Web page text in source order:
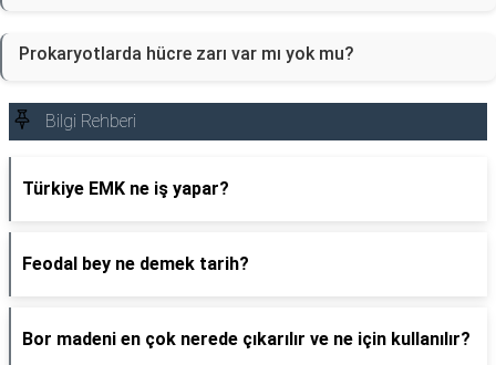
Prokaryotlarda hücre zarı var mı yok mu?
Bilgi Rehberi
Türkiye EMK ne iş yapar?
Feodal bey ne demek tarih?
Bor madeni en çok nerede çıkarılır ve ne için kullanılır?